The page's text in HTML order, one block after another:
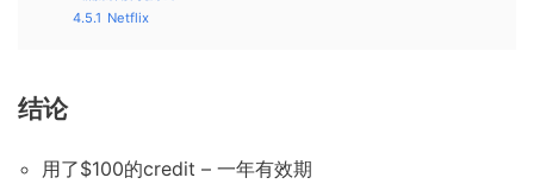
4.5.1 Netflix
结论
用了$100的credit – 一年有效期